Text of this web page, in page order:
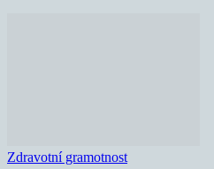
Zdravotní gramotnost